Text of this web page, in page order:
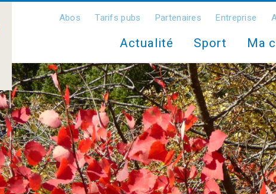
Abos Tarifs pubs Partenaires Entreprise
Actualité Sport Ma